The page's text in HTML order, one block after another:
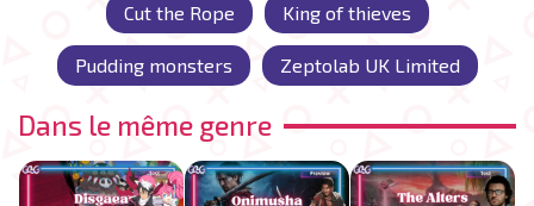
Cut the Rope King of thieves
Pudding monsters Zeptolab UK Limited
Dans le même genre